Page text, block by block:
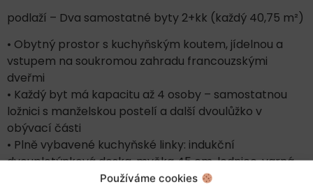
Používáme cookies
podlaží – Dva samostatné byty 2+kk (každý 40,75 m²)
• Obytný prostor s kuchyňským koutem, jídelnou a
vstupem na soukromou zahradu francouzskými
dveřmi
• Každý byt má kapacitu až 4 osoby – samostatnou
ložnici s manželskou postelí a další dvoulůžko v
obývací části
• Plně vybavené kuchyňské linky: indukční
dvouplotýnková deska, myčka 45 cm, lednice, varná
konvice, kávovar, nádobí a příbory